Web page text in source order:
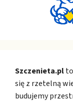
Szczenieta.pl
się z rzetelną
budujemy